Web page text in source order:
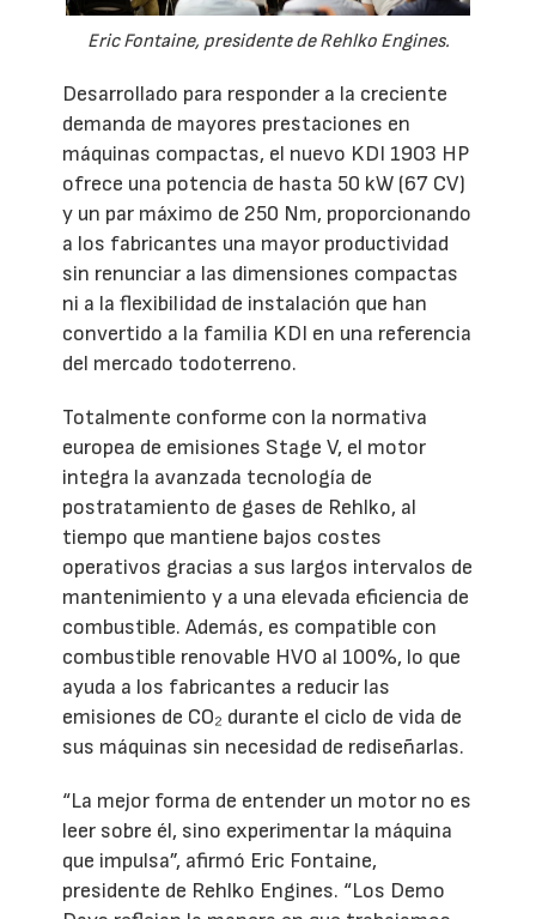
Eric Fontaine, presidente de Rehlko Engines.
Desarrollado para responder a la creciente
demanda de mayores prestaciones en
máquinas compactas, el nuevo KDI 1903 HP
ofrece una potencia de hasta 50 kW (67 CV)
y un par máximo de 250 Nm, proporcionando
a los fabricantes una mayor productividad
sin renunciar a las dimensiones compactas
ni a la flexibilidad de instalación que han
convertido a la familia KDI en una referencia
del mercado todoterreno.
Totalmente conforme con la normativa
europea de emisiones Stage V, el motor
integra la avanzada tecnología de
postratamiento de gases de Rehlko, al
tiempo que mantiene bajos costes
operativos gracias a sus largos intervalos de
mantenimiento y a una elevada eficiencia de
combustible. Además, es compatible con
combustible renovable HVO al 100%, lo que
ayuda a los fabricantes a reducir las
emisiones de CO₂ durante el ciclo de vida de
sus máquinas sin necesidad de rediseñarlas.
“La mejor forma de entender un motor no es
leer sobre él, sino experimentar la máquina
que impulsa”, afirmó Eric Fontaine,
presidente de Rehlko Engines. “Los Demo